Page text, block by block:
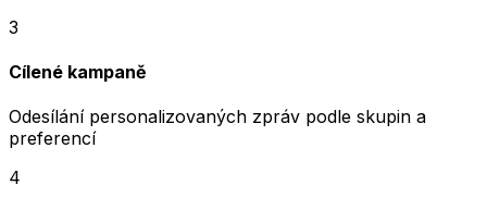
3
Cílené kampaně
Odesílání personalizovaných zpráv podle skupin a
preferencí
4